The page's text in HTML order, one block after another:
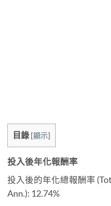
目錄 [顯示]
投入後年化報酬率
投入後的年化總報酬率
Ann.): 12.74%